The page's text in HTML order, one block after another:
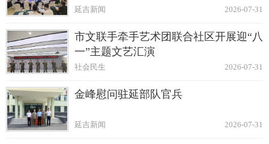
2026-07-31
延吉新闻
市文联手牵手艺术团联合社区开展迎“八
一”主题文艺汇演
2026-07-31
社会民生
金峰慰问驻延部队官兵
2026-07-31
延吉新闻